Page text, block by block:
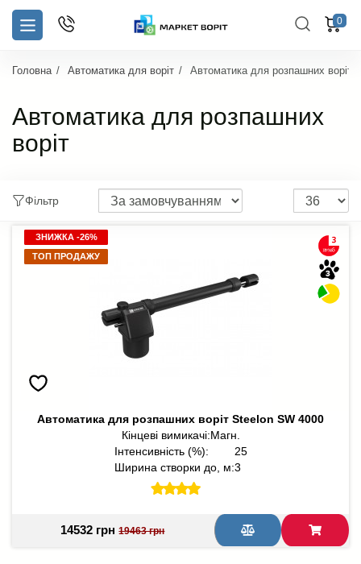
0
Головна Автоматика для воріт Автоматика для розпашних воріт
Автоматика для розпашних
воріт
Фільтр
ЗНИЖКА -26%
ТОП ПРОДАЖУ
ЗНИЖКА -26%
ТОП ПРОДАЖУ
Автоматика для розпашних воріт Steelon SW 4000
Кінцеві вимикачі:Магн.
Інтенсивність (%):
25
Ширина створки до, м:3
14532 грн 19463 грн